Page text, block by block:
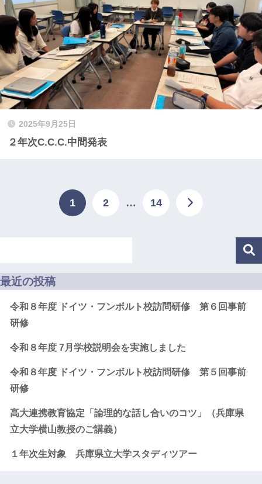
2025年9月25日
２年次C.C.C.中間発表
1 2 … 14
最近の投稿
令和８年度 ドイツ・フンボルト校訪問研修 第６回事前
研修
令和８年度 7月学校説明会を実施しました
令和８年度 ドイツ・フンボルト校訪問研修 第５回事前
研修
高大連携教育協定「論理的な話し合いのコツ」（兵庫県
立大学横山教授のご講義）
１年次生対象 兵庫県立大学スタディツアー